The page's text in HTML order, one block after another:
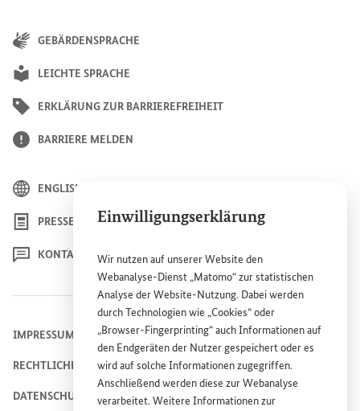
Einwilligungserklärung
Wir nutzen auf unsererWebsite den
Webanalyse-Dienst „Matomo“ zur statistischen
Analyse derWebsite-Nutzung. Dabei werden
durch Technologien wie „Cookies“ oder
„Browser-Fingerprinting“ auch Informationen auf
den Endgeräten der Nutzer gespeichert oder es
wird auf solche Informationen zugegriffen.
Anschließend werden diese zur Webanalyse
verarbeitet. Weitere Informationen zur
GEBÄRDENSPRACHE
LEICHTE SPRACHE
ERKLÄRUNG ZUR BARRIEREFREIHEIT
BARRIERE MELDEN
ENGLISH
PRESSE
KONTAKT
IMPRESSUM
RECHTLICHE HINWEISE
DATENSCHUTZHINWEIS